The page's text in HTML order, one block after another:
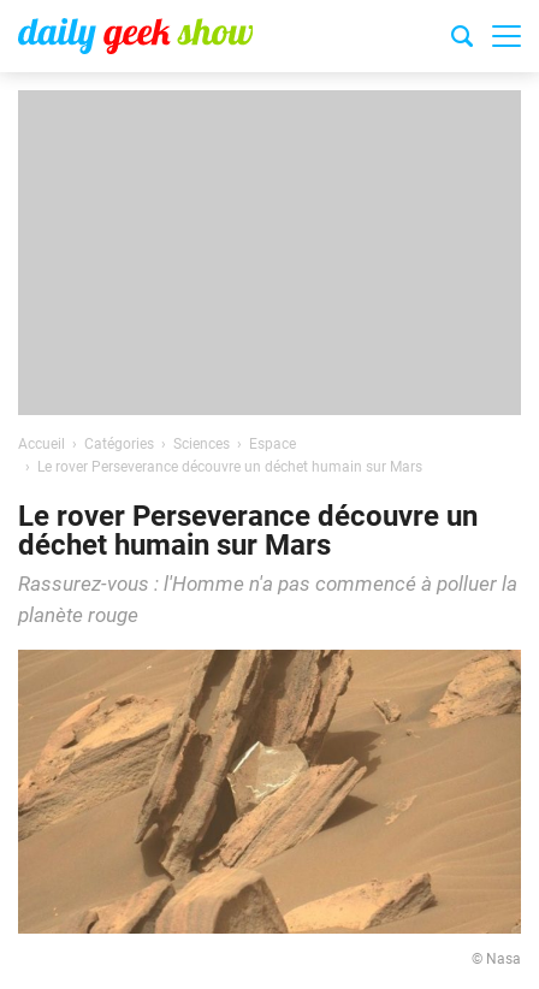
Accueil Catégories Sciences
Espace
Le rover Perseverance découvre un déchet humain sur Mars
Le rover Perseverance découvre un
déchet humain sur Mars
Rassurez-vous : l'Homme n'a pas commencé à polluer la
planète rouge
© Nasa